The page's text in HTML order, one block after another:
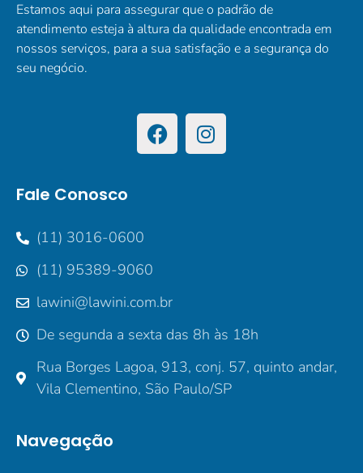
Estamos aqui para assegurar que o padrão de
atendimento esteja à altura da qualidade encontrada em
nossos serviços, para a sua satisfação e a segurança do
seu negócio.
Fale Conosco
(11) 3016-0600
(11) 95389-9060
lawini@lawini.com.br
De segunda a sexta das 8h às 18h
Rua Borges Lagoa, 913, conj. 57, quinto andar,
Vila Clementino, São Paulo/SP
Navegação